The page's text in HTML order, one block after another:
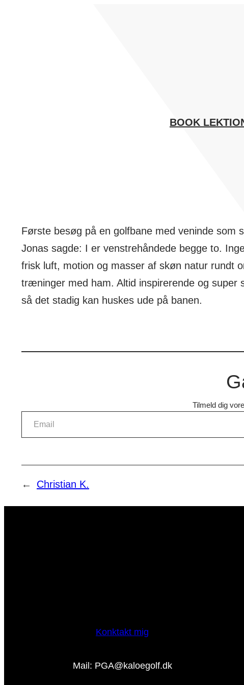
BOOK
Første besøg på en golfbane med veninde
Jonas sagde: I er venstrehåndede begge to.
frisk luft, motion og masser af skøn natur rundt
træninger med ham. Altid inspirerende og
så det stadig kan huskes ude på banen.
Tilmeld dig
Email
← Christian K.
Konktakt mig
Mail: PGA@kaloegolf.dk